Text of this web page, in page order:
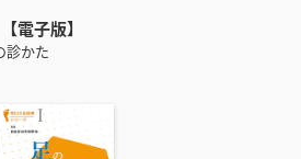
電子版】
診かた